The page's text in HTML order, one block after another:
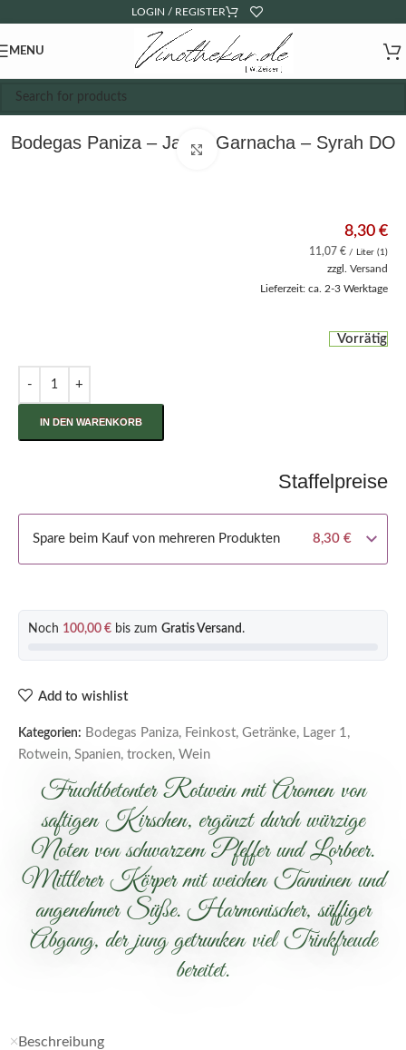
LOGIN / REGISTER
MENU
Bodegas Paniza – Jabalí Garnacha – Syrah DO
Click to enlarge
8,30 €
11,07 € / Liter (1)
zzgl. Versand
Lieferzeit: ca. 2-3 Werktage
Vorrätig
IN DEN WARENKORB
Staffelpreise
Spare beim Kauf von mehreren Produkten 8,30 €
Noch 100,00 € bis zum Gratis Versand .
Add to wishlist
Kategorien: Bodegas Paniza, Feinkost, Getränke, Lager 1,
Rotwein, Spanien, trocken, Wein
Fruchtbetonter Rotwein mit Aromen von
saftigen Kirschen, ergänzt durch würzige
Noten von schwarzem Pfeffer und Lorbeer.
Mittlerer Körper mit weichen Tanninen und
angenehmer Süße. Harmonischer, süffiger
Abgang, der jung getrunken viel Trinkfreude
bereitet.
Beschreibung